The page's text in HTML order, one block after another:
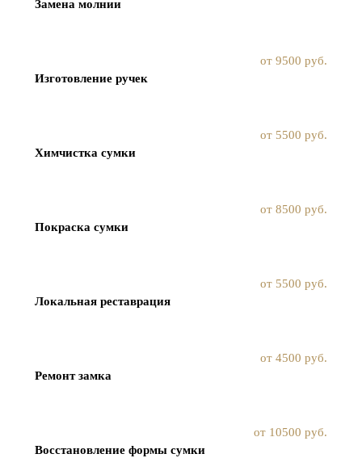
Замена молнии
Изготовление ручек
от 9500 руб.
Химчистка сумки
от 5500 руб.
Покраска сумки
от 8500 руб.
Локальная реставрация
от 5500 руб.
Ремонт замка
от 4500 руб.
Восстановление формы сумки
от 10500 руб.